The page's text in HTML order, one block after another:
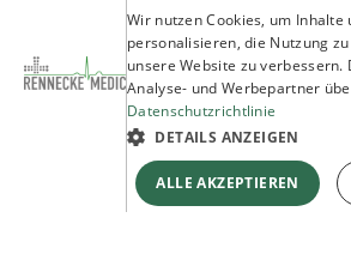
Wir nutzen Cookies, um Inhalte
personalisieren, die Nutzung
unsere Website zu verbessern.
Analyse- und Werbepartner
Datenschutzrichtlinie
DETAILS ANZEIGEN
ALLE AKZEPTIEREN